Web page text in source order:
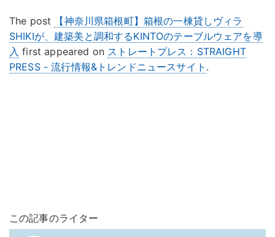
The post
【神奈川県箱根町】箱根の一棟貸しヴィラ
SHIKIが、建築美と調和するKINTOのテーブルウェアを導
入 first appeared on ストレートプレス：STRAIGHT
PRESS - 流行情報&トレンドニュースサイト .
この記事のライター